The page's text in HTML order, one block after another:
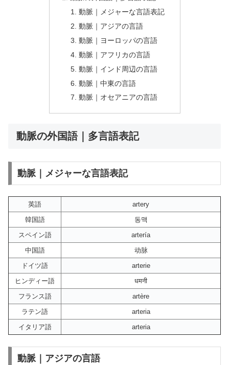
動脈｜メジャーな言語表記
動脈｜アジアの言語
動脈｜ヨーロッパの言語
動脈｜アフリカの言語
動脈｜インド周辺の言語
動脈｜中東の言語
動脈｜オセアニアの言語
動脈の外国語｜多言語表記
動脈｜メジャーな言語表記
英語
artery
韓国語
동맥
スペイン語
artería
中国語
动脉
ドイツ語
arterie
ヒンディー語
धमनी
フランス語
artère
ラテン語
arteria
イタリア語
arteria
動脈｜アジアの言語